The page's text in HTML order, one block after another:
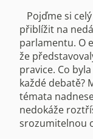
Pojďme si
přiblížit na
parlamentu. O
že
pravice. Co
každé debatě?
témata
nedokáže
srozumitelnou